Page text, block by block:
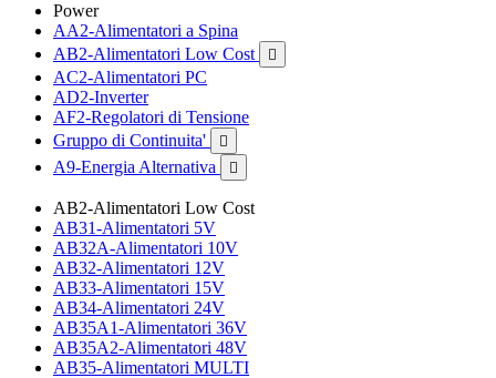
Power
AA2-Alimentatori a Spina
AB2-Alimentatori Low Cost

AC2-Alimentatori PC
AD2-Inverter
AF2-Regolatori di Tensione
Gruppo di Continuita'

A9-Energia Alternativa 
AB2-Alimentatori Low Cost
AB31-Alimentatori 5V
AB32A-Alimentatori 10V
AB32-Alimentatori 12V
AB33-Alimentatori 15V
AB34-Alimentatori 24V
AB35A1-Alimentatori 36V
AB35A2-Alimentatori 48V
AB35-Alimentatori MULTI